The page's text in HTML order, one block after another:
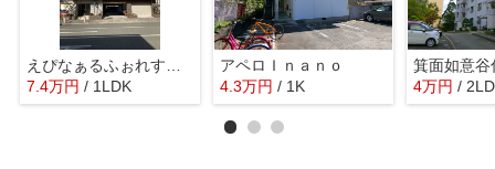
えぴなぁるふぉれすとⅢ
7.4万円 / 1LDK
アペロＩｎａｎｏ
4.3万円 / 1K
箕面如意谷
4万円 /